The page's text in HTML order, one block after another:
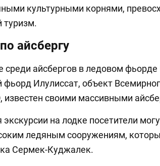
культурными корнями,
айсбергу
среди айсбергов в ледовом фьорде
Илулиссат, объект
своими массивными
экскурсии на лодке посетители
ледяным сооружениям,
Сермек-Куджалек.